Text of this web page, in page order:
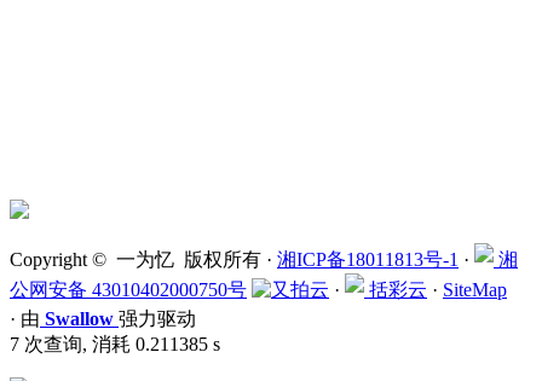
Copyright © 一为忆 版权所有 · 湘ICP备18011813号-1 ·
湘
公网安备 43010402000750号
· 括彩云 · SiteMap
· 由 Swallow 强力驱动
7 次查询, 消耗 0.211385 s